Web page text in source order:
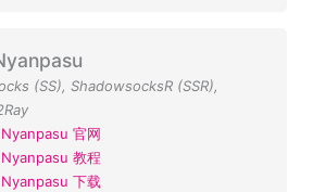
(SS), ShadowsocksR (SSR),
官网
教程
下载